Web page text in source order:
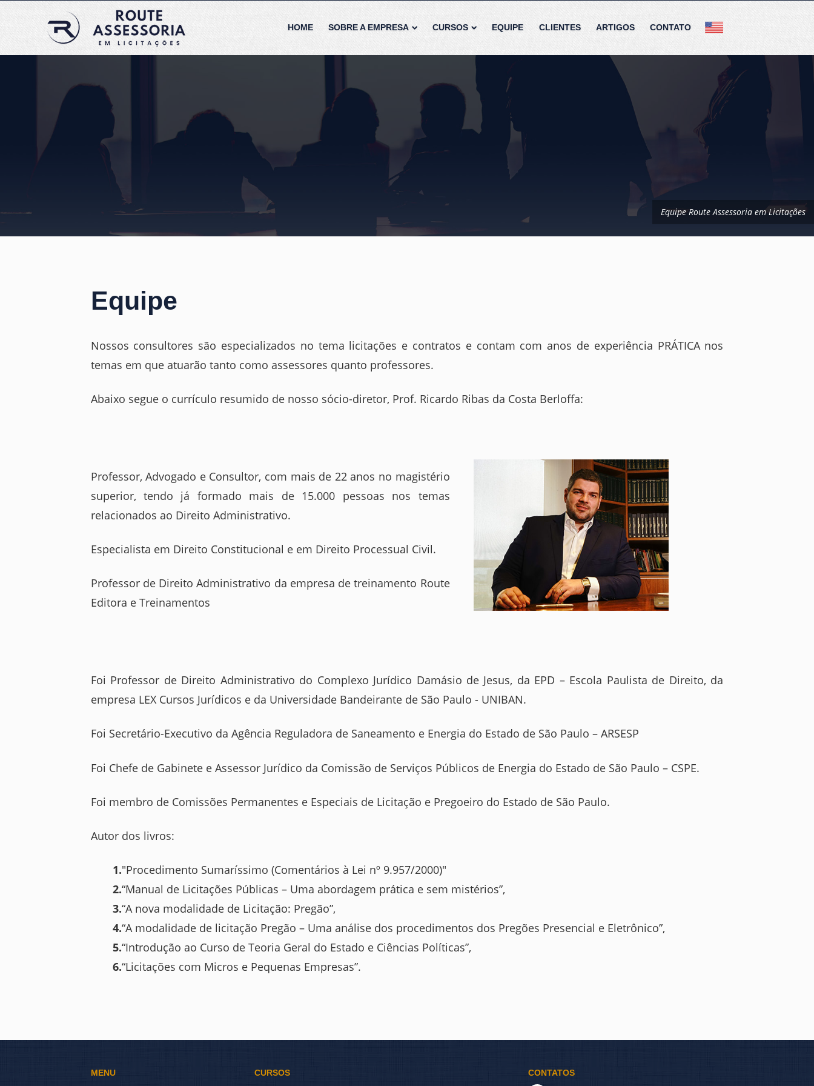
HOME SOBRE A EMPRESA CURSOS EQUIPE CLIENTES ARTIGOS CONTATO
Equipe Route Assessoria em Licitações
Equipe
Nossos consultores são especializados no tema licitações e contratos e contam com anos de experiência PRÁTICA nos
temas em que atuarão tanto como assessores quanto professores.
Abaixo segue o currículo resumido de nosso sócio-diretor, Prof. Ricardo Ribas da Costa Berloffa:
Professor, Advogado e Consultor, com mais de 22 anos no magistério
superior, tendo já formado mais de 15.000 pessoas nos temas
relacionados ao Direito Administrativo.
Especialista em Direito Constitucional e em Direito Processual Civil.
Professor de Direito Administrativo da empresa de treinamento Route
Editora e Treinamentos
Foi Professor de Direito Administrativo do Complexo Jurídico Damásio de Jesus, da EPD – Escola Paulista de Direito, da
empresa LEX Cursos Jurídicos e da Universidade Bandeirante de São Paulo - UNIBAN.
Foi Secretário-Executivo da Agência Reguladora de Saneamento e Energia do Estado de São Paulo – ARSESP
Foi Chefe de Gabinete e Assessor Jurídico da Comissão de Serviços Públicos de Energia do Estado de São Paulo – CSPE.
Foi membro de Comissões Permanentes e Especiais de Licitação e Pregoeiro do Estado de São Paulo.
Autor dos livros:
1."Procedimento Sumaríssimo (Comentários à Lei nº 9.957/2000)"
2.“Manual de Licitações Públicas – Uma abordagem prática e sem mistérios”,
3.“A nova modalidade de Licitação: Pregão”,
4.“A modalidade de licitação Pregão – Uma análise dos procedimentos dos Pregões Presencial e Eletrônico”,
5.“Introdução ao Curso de Teoria Geral do Estado e Ciências Políticas”,
6.“Licitações com Micros e Pequenas Empresas”.
MENU CURSOS CONTATOS